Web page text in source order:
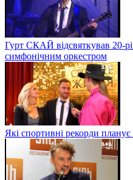
Гурт СКАЙ відсвяткував 20-
симфонічним оркестром
Які спортивні рекорди